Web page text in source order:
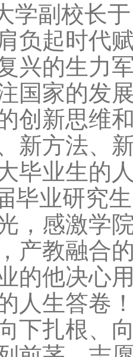
学副校长
负起时代
兴的生力
国家的发
创新思维
新方法、
毕业生的
毕业研究
，感激学
产教融合
的他决心
人生答卷
下扎根、